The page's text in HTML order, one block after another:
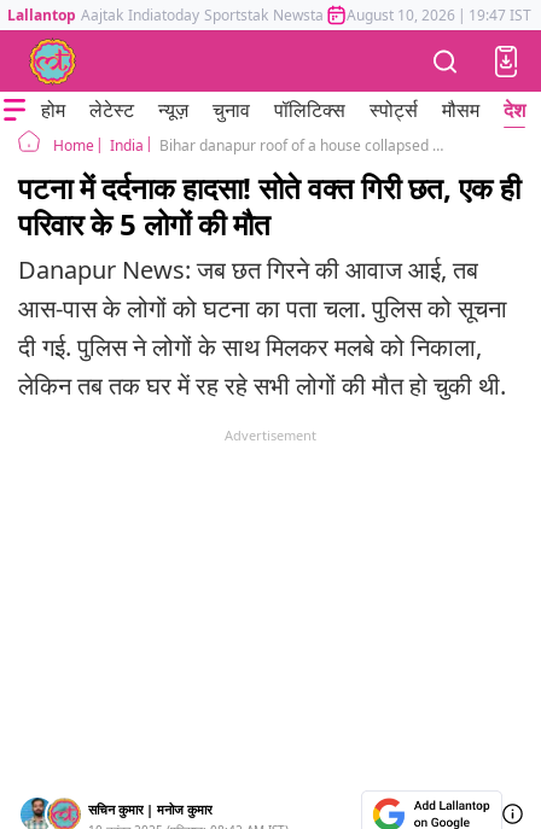
Lallantop Aajtak Indiatoday Sportstak Newstak Mumbai Tak Astrotak
August 10, 2026 | 19:47 IST
होम लेटेस्ट न्यूज़ चुनाव पॉलिटिक्स स्पोर्ट्स मौसम देश
Home India Bihar danapur roof of a house collapsed 5 family member died
पटना में दर्दनाक हादसा! सोते वक्त गिरी छत, एक ही
परिवार के 5 लोगों की मौत
Danapur News: जब छत गिरने की आवाज आई, तब
आस-पास के लोगों को घटना का पता चला. पुलिस को सूचना
दी गई. पुलिस ने लोगों के साथ मिलकर मलबे को निकाला,
लेकिन तब तक घर में रह रहे सभी लोगों की मौत हो चुकी थी.
Advertisement
सचिन कुमार | मनोज कुमार